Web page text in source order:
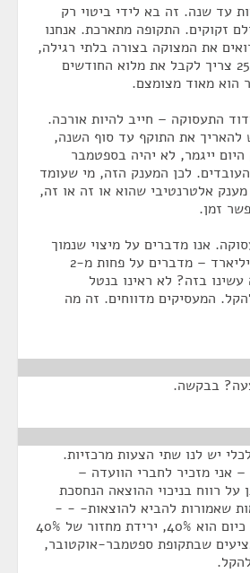
עד שנה. זה בא לידי ביטוי רק
זקוקים. התקופה מתארכת. אנחנו
את המצוקה בצורה בלתי רגילה,
וברור שמי שנפגע ב-25% צריך לקבל את מלוא החודשים
הוא מאוד מצומצם.
התעסוקה – חייב להיות אורכה.
להאריך את התוקף עד סוף השנה,
ייגמר, לא יהיה בספטמבר
לכן המענק הזה, מי שעומד
אלטרנטיבי שהוא או זה או זה,
זמן.
אנו מדברים על מיצוי שנמוך
מ-50%, עם 5 ומשהו מיליארד – מדברים על פחות מ-2
בזה? לא ראינו בנטל
המעסיקים מדווחים. זה מה
בבקשה.
יש לנו שתי הצעות מרכזיות.
אני מזכיר לחברי הוועדה –
רווח בניכוי ההוצאה הנחסכת
שאמורות להביא להוצאות- - -
בעסק. הוצאות הזכאות כיום הוא 40%, ירידת מחזור של 40%
שבתקופת ספטמבר-אוקטובר,